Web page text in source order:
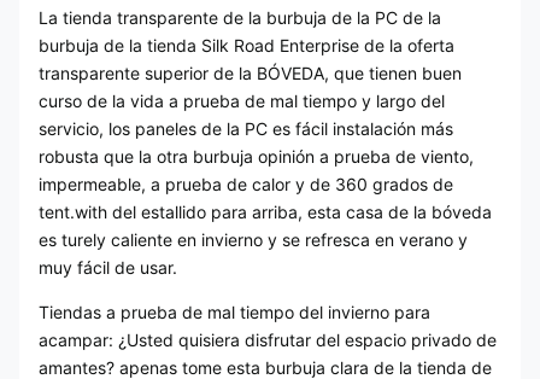
La tienda transparente de la burbuja de la PC de la
burbuja de la tienda Silk Road Enterprise de la oferta
transparente superior de la BÓVEDA, que tienen buen
curso de la vida a prueba de mal tiempo y largo del
servicio, los paneles de la PC es fácil instalación más
robusta que la otra burbuja opinión a prueba de viento,
impermeable, a prueba de calor y de 360 grados de
tent.with del estallido para arriba, esta casa de la bóveda
es turely caliente en invierno y se refresca en verano y
muy fácil de usar.
Tiendas a prueba de mal tiempo del invierno para
acampar: ¿Usted quisiera disfrutar del espacio privado de
amantes? apenas tome esta burbuja clara de la tienda de